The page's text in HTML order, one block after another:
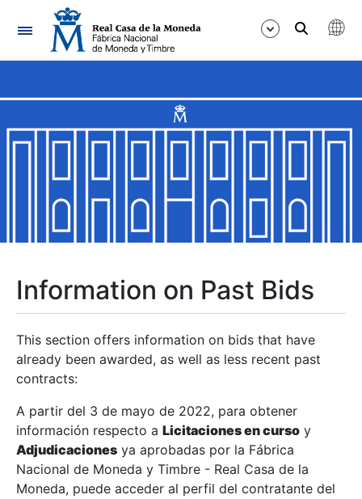
Navigation
Show/Hide
Show/Hide
Show/Hide
Show/Hide
Show/Hide
Information on Past Bids
This section offers information on bids that have
already been awarded, as well as less recent past
contracts:
A partir del 3 de mayo de 2022, para obtener
información respecto a Licitaciones en curso y
Adjudicaciones ya aprobadas por la Fábrica
Nacional de Moneda y Timbre - Real Casa de la
Moneda, puede acceder al perfil del contratante del